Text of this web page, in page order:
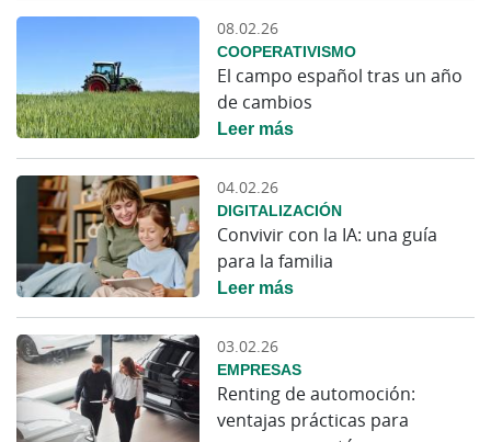
08.02.26
COOPERATIVISMO
El campo español tras un año
de cambios
Leer más
04.02.26
DIGITALIZACIÓN
Convivir con la IA: una guía
para la familia
Leer más
03.02.26
EMPRESAS
Renting de automoción:
ventajas prácticas para